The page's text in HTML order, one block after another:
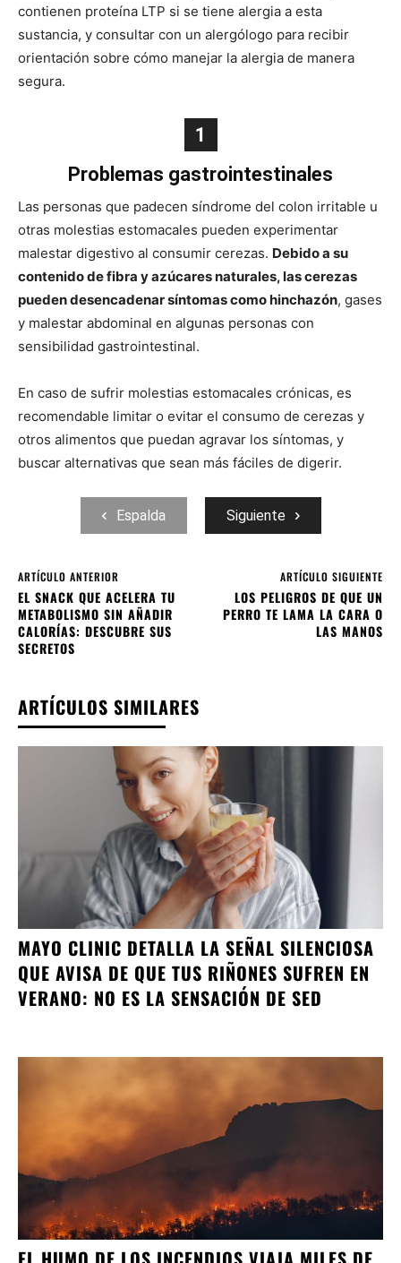
contienen proteína LTP si se tiene alergia a esta
sustancia, y consultar con un alergólogo para recibir
orientación sobre cómo manejar la alergia de manera
segura.
1
Problemas gastrointestinales
Las personas que padecen síndrome del colon irritable u
otras molestias estomacales pueden experimentar
malestar digestivo al consumir cerezas. Debido a su
contenido de fibra y azúcares naturales, las cerezas
pueden desencadenar síntomas como hinchazón, gases
y malestar abdominal en algunas personas con
sensibilidad gastrointestinal.
En caso de sufrir molestias estomacales crónicas, es
recomendable limitar o evitar el consumo de cerezas y
otros alimentos que puedan agravar los síntomas, y
buscar alternativas que sean más fáciles de digerir.
Espalda Siguiente
ARTÍCULO ANTERIOR
EL SNACK QUE ACELERA TU
METABOLISMO SIN AÑADIR
CALORÍAS: DESCUBRE SUS
SECRETOS
ARTÍCULO SIGUIENTE
LOS PELIGROS DE QUE UN
PERRO TE LAMA LA CARA O
LAS MANOS
ARTÍCULOS SIMILARES
MAYO CLINIC DETALLA LA SEÑAL SILENCIOSA
QUE AVISA DE QUE TUS RIÑONES SUFREN EN
VERANO: NO ES LA SENSACIÓN DE SED